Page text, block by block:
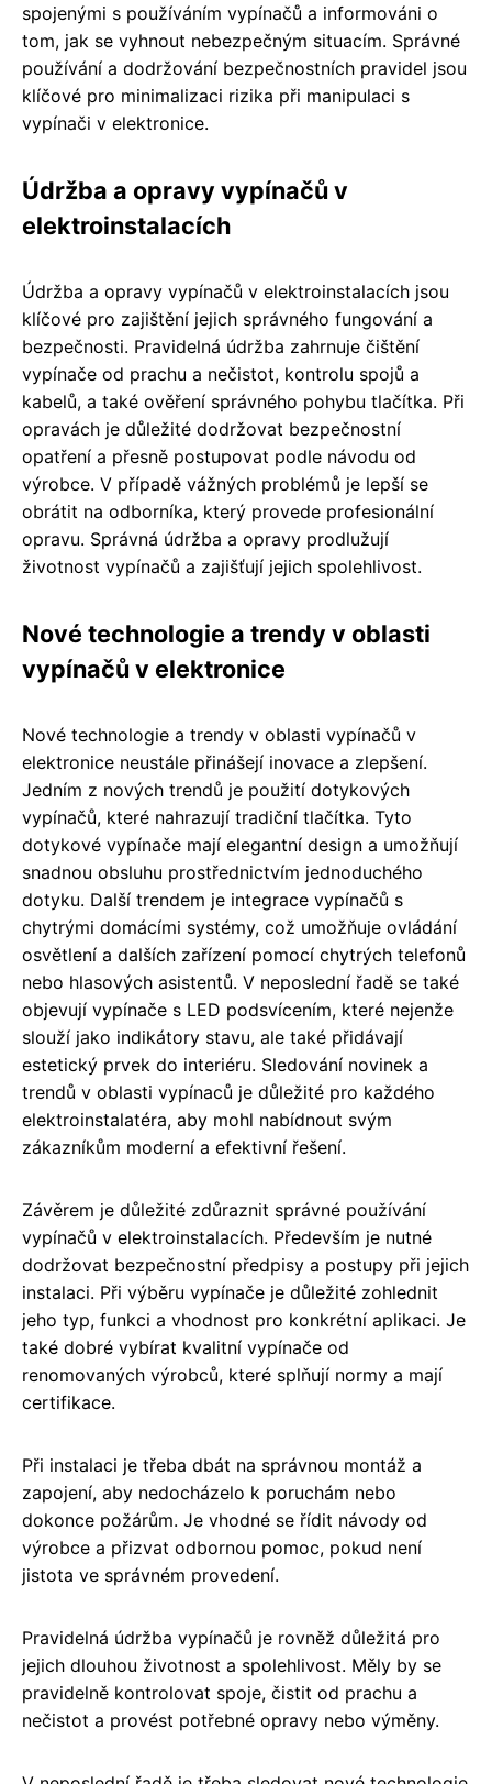
spojenými s používáním vypínačů a informováni o
tom, jak se vyhnout nebezpečným situacím. Správné
používání a dodržování bezpečnostních pravidel jsou
klíčové pro minimalizaci rizika při manipulaci s
vypínači v elektronice.
Údržba a opravy vypínačů v
elektroinstalacích
Údržba a opravy vypínačů v elektroinstalacích jsou
klíčové pro zajištění jejich správného fungování a
bezpečnosti. Pravidelná údržba zahrnuje čištění
vypínače od prachu a nečistot, kontrolu spojů a
kabelů, a také ověření správného pohybu tlačítka. Při
opravách je důležité dodržovat bezpečnostní
opatření a přesně postupovat podle návodu od
výrobce. V případě vážných problémů je lepší se
obrátit na odborníka, který provede profesionální
opravu. Správná údržba a opravy prodlužují
životnost vypínačů a zajišťují jejich spolehlivost.
Nové technologie a trendy v oblasti
vypínačů v elektronice
Nové technologie a trendy v oblasti vypínačů v
elektronice neustále přinášejí inovace a zlepšení.
Jedním z nových trendů je použití dotykových
vypínačů, které nahrazují tradiční tlačítka. Tyto
dotykové vypínače mají elegantní design a umožňují
snadnou obsluhu prostřednictvím jednoduchého
dotyku. Další trendem je integrace vypínačů s
chytrými domácími systémy, což umožňuje ovládání
osvětlení a dalších zařízení pomocí chytrých telefonů
nebo hlasových asistentů. V neposlední řadě se také
objevují vypínače s LED podsvícením, které nejenže
slouží jako indikátory stavu, ale také přidávají
estetický prvek do interiéru. Sledování novinek a
trendů v oblasti vypínaců je důležité pro každého
elektroinstalatéra, aby mohl nabídnout svým
zákazníkům moderní a efektivní řešení.
Závěrem je důležité zdůraznit správné používání
vypínačů v elektroinstalacích. Především je nutné
dodržovat bezpečnostní předpisy a postupy při jejich
instalaci. Při výběru vypínače je důležité zohlednit
jeho typ, funkci a vhodnost pro konkrétní aplikaci. Je
také dobré vybírat kvalitní vypínače od
renomovaných výrobců, které splňují normy a mají
certifikace.
Při instalaci je třeba dbát na správnou montáž a
zapojení, aby nedocházelo k poruchám nebo
dokonce požárům. Je vhodné se řídit návody od
výrobce a přizvat odbornou pomoc, pokud není
jistota ve správném provedení.
Pravidelná údržba vypínačů je rovněž důležitá pro
jejich dlouhou životnost a spolehlivost. Měly by se
pravidelně kontrolovat spoje, čistit od prachu a
nečistot a provést potřebné opravy nebo výměny.